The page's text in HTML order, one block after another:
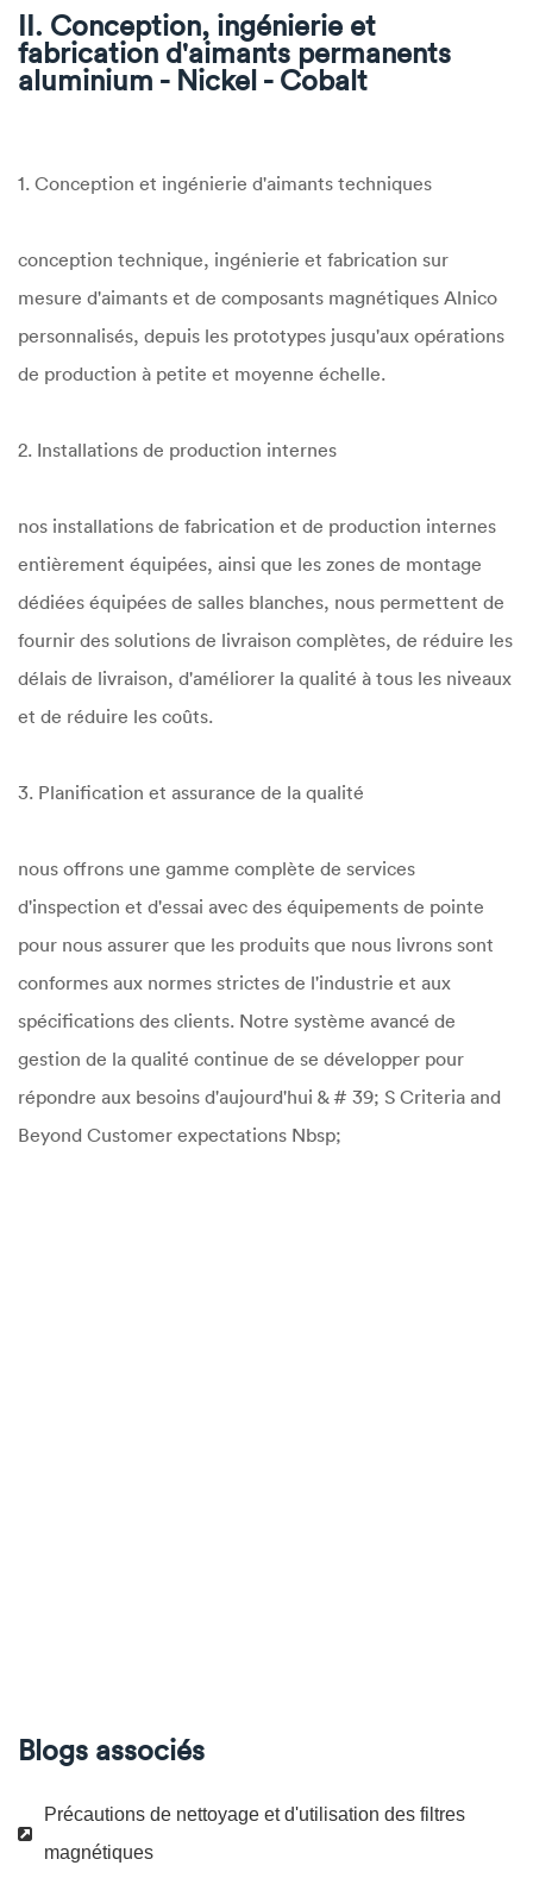
II. Conception, ingénierie et
fabrication d'aimants permanents
aluminium - Nickel - Cobalt
1. Conception et ingénierie d'aimants techniques
conception technique, ingénierie et fabrication sur
mesure d'aimants et de composants magnétiques Alnico
personnalisés, depuis les prototypes jusqu'aux opérations
de production à petite et moyenne échelle.
2. Installations de production internes
nos installations de fabrication et de production internes
entièrement équipées, ainsi que les zones de montage
dédiées équipées de salles blanches, nous permettent de
fournir des solutions de livraison complètes, de réduire les
délais de livraison, d'améliorer la qualité à tous les niveaux
et de réduire les coûts.
3. Planification et assurance de la qualité
nous offrons une gamme complète de services
d'inspection et d'essai avec des équipements de pointe
pour nous assurer que les produits que nous livrons sont
conformes aux normes strictes de l'industrie et aux
spécifications des clients. Notre système avancé de
gestion de la qualité continue de se développer pour
répondre aux besoins d'aujourd'hui & # 39; S Criteria and
Beyond Customer expectations Nbsp;
Blogs associés
Précautions de nettoyage et d'utilisation des filtres
magnétiques